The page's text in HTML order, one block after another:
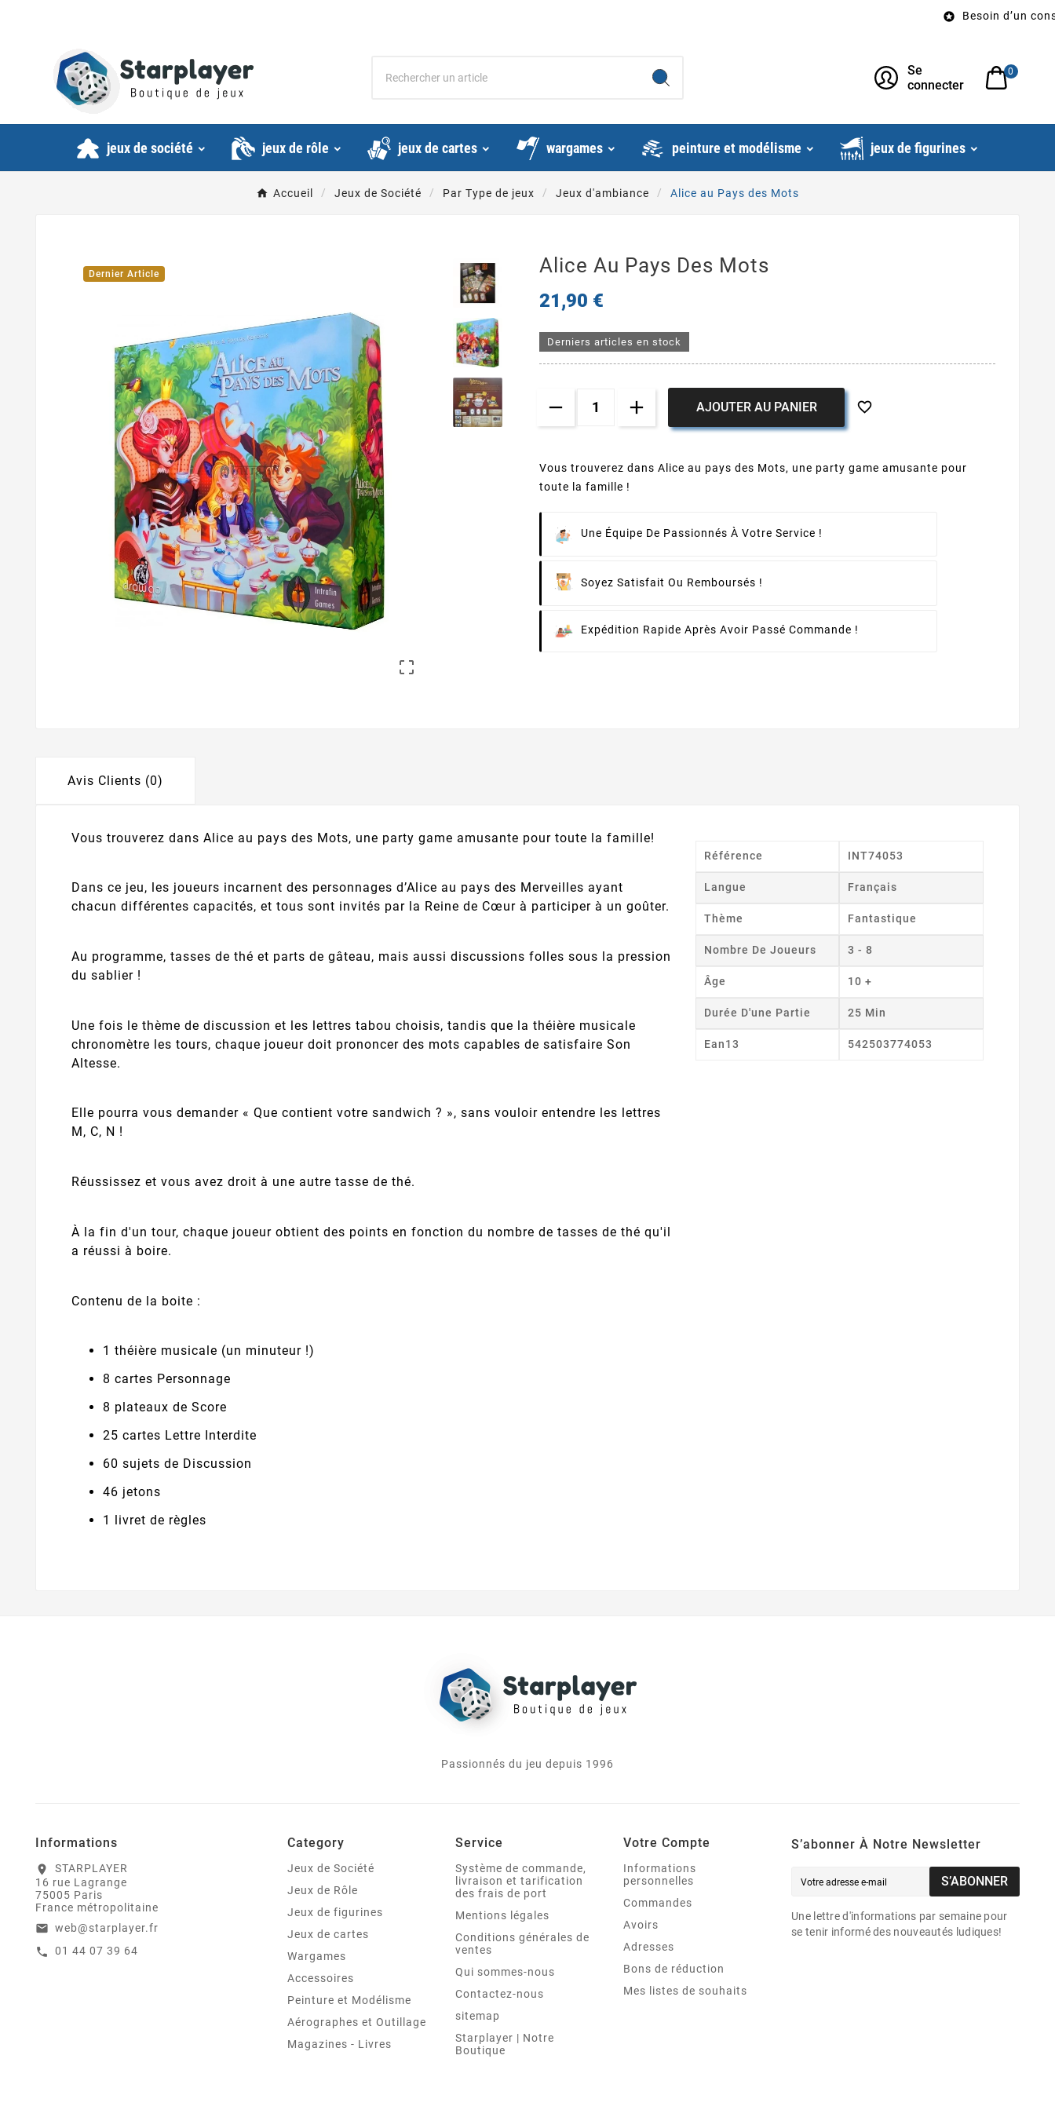
Besoin d’un conseil?
Se
connecter
0
jeux de société jeux de rôle jeux de cartes wargames peinture et modélisme jeux de figurines
Accueil Jeux de Société Par Type de jeux Jeux d'ambiance Alice au Pays des Mots
Dernier Article

Alice Au Pays Des Mots
21,90 €
Derniers articles en stock
AJOUTER AU PANIER 
Vous trouverez dans Alice au pays des Mots, une party game amusante pour
toute la famille !
Une Équipe De Passionnés À Votre Service !
Soyez Satisfait Ou Remboursés !
Expédition Rapide Après Avoir Passé Commande !
Avis Clients (0)
Vous trouverez dans Alice au pays des Mots, une party game amusante pour toute la famille!
Dans ce jeu, les joueurs incarnent des personnages d’Alice au pays des Merveilles ayant
chacun différentes capacités, et tous sont invités par la Reine de Cœur à participer à un goûter.
Au programme, tasses de thé et parts de gâteau, mais aussi discussions folles sous la pression
du sablier !
Une fois le thème de discussion et les lettres tabou choisis, tandis que la théière musicale
chronomètre les tours, chaque joueur doit prononcer des mots capables de satisfaire Son
Altesse.
Elle pourra vous demander « Que contient votre sandwich ? », sans vouloir entendre les lettres
M, C, N !
Réussissez et vous avez droit à une autre tasse de thé.
À la fin d'un tour, chaque joueur obtient des points en fonction du nombre de tasses de thé qu'il
a réussi à boire.
Contenu de la boite :
1 théière musicale (un minuteur !)
8 cartes Personnage
8 plateaux de Score
25 cartes Lettre Interdite
60 sujets de Discussion
46 jetons
1 livret de règles
Référence INT74053
Langue Français
Thème Fantastique
Nombre De Joueurs 3 - 8
Âge 10 +
Durée D'une Partie 25 Min
Ean13 542503774053
Passionnés du jeu depuis 1996
Informations
location_on
STARPLAYER
16 rue Lagrange
75005 Paris
France métropolitaine
email web@starplayer.fr
call 01 44 07 39 64
Category
Jeux de Société
Jeux de Rôle
Jeux de figurines
Jeux de cartes
Wargames
Accessoires
Peinture et Modélisme
Aérographes et Outillage
Magazines - Livres
Service
Système de commande,
livraison et tarification
des frais de port
Mentions légales
Conditions générales de
ventes
Qui sommes-nous
Contactez-nous
sitemap
Starplayer | Notre
Boutique
Votre Compte
Informations
personnelles
Commandes
Avoirs
Adresses
Bons de réduction
Mes listes de souhaits
S’abonner À Notre Newsletter
S’ABONNER
Une lettre d'informations par semaine pour
se tenir informé des nouveautés ludiques!